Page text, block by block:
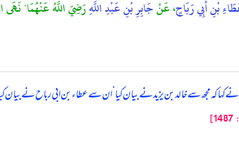
بْنِ أَبِي رَبَاحٍ، عَنْجَابِرِ بْنِ عَبْدِ اللَّهِرَضِيَ اللَّهُ عَنْهُمَا" نَهَى
کہ مجھ سے خالد بن یزید نے بیان کیا ‘ ان سے عطاء بن ابی رباح نے بیان